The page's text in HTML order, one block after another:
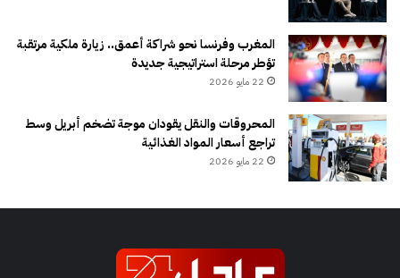
المغرب وفرنسا نحو شراكة أعمق.. زيارة ملكية مرتقبة
تؤطر مرحلة استراتيجية جديدة
22 مايو 2026
المحروقات والنقل يقودان موجة تضخم أبريل وسط
تراجع أسعار المواد الغذائية
22 مايو 2026